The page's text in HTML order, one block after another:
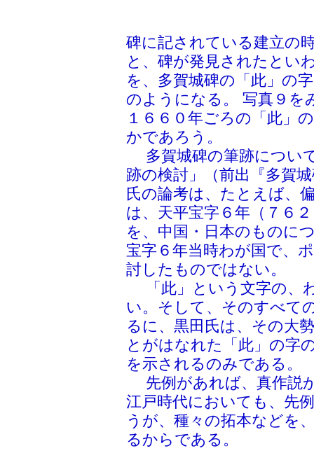
碑に記されている建立の
と、碑が発見されたとい
を、多賀城碑の「此」の
のようになる。 写真９を
１６６０年ごろの「此」
かであろう。
多賀城碑の筆跡につい
跡の検討」（前出『多賀
氏の論考は、たとえば、
は、天平宝字６年（７６
を、中国・日本のものに
宝字６年当時わが国で、
討したものではない。
「此」という文字の、
い。そして、そのすべて
るに、黒田氏は、その大
とがはなれた「此」の字
を示されるのみである。
先例があれば、真作説
江戸時代においても、先
うが、種々の拓本などを
るからである。